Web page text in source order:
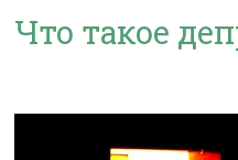
Что такое